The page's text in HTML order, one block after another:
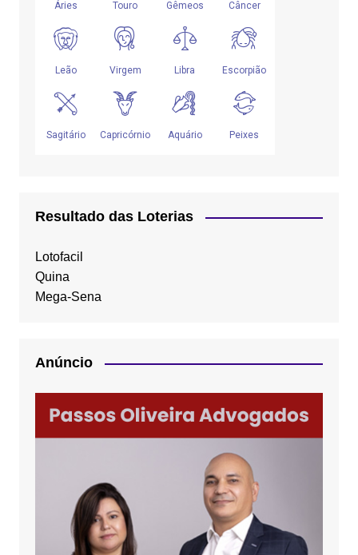
Resultado das Loterias
Lotofacil
Quina
Mega-Sena
Anúncio